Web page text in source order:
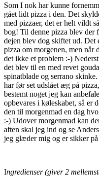
Som I nok har kunne
gået lidt pizza i den. Det
med pizzaer, det er helt vildt
bog! Til denne pizza blev der
dejen blev dog skiftet ud. Det
pizza om morgenen, men når
det ikke et problem :-)
det blev til en med revet
spinatblade og serrano
har før set udslået æg på
bestemt noget jeg kan
opbevares i køleskabet, så er
den til morgenmad en dag
:-) Udover morgenmad kan
aften skal jeg ind og se
jeg glæder mig og er sikker
Ingredienser (giver 2